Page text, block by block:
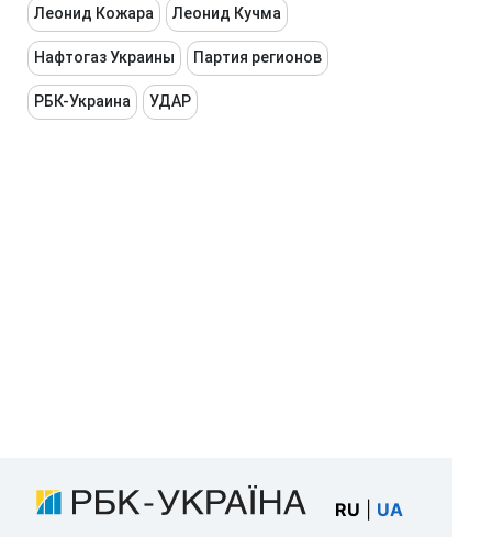
Леонид Кожара Леонид Кучма
Нафтогаз Украины Партия регионов
РБК-Украина УДАР
RU UA